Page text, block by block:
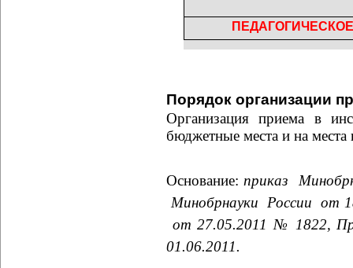
Порядок организации
Организация приема в
бюджетные места и на
Основание: приказ
Минобрнауки
России от
от 27.05.2011 № 1822,
01.06.2011.